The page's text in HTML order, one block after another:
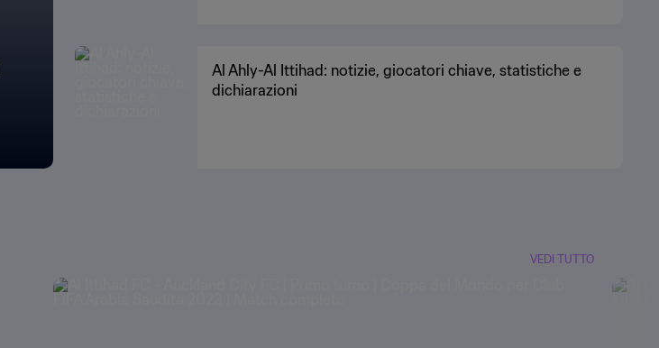
Al Ahly-Al Ittihad: notizie, giocatori chiave, statistiche e
dichiarazioni
VEDI TUTTO